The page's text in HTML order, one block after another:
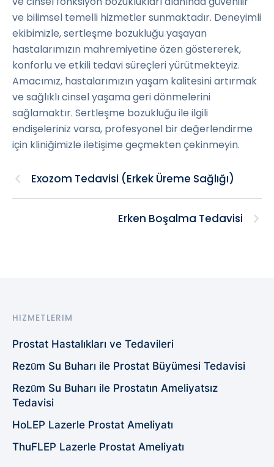
ve bilimsel temelli hizmetler sunmaktadır. Deneyimli
ekibimizle, sertleşme bozukluğu yaşayan
hastalarımızın mahremiyetine özen göstererek,
konforlu ve etkili tedavi süreçleri yürütmekteyiz.
Amacımız, hastalarımızın yaşam kalitesini artırmak
ve sağlıklı cinsel yaşama geri dönmelerini
sağlamaktır. Sertleşme bozukluğu ile ilgili
endişeleriniz varsa, profesyonel bir değerlendirme
için kliniğimizle iletişime geçmekten çekinmeyin.
Exozom Tedavisi (Erkek Üreme Sağlığı)
Erken Boşalma Tedavisi
HIZMETLERIM
Prostat Hastalıkları ve Tedavileri
Rezūm Su Buharı ile Prostat Büyümesi Tedavisi
Rezūm Su Buharı ile Prostatın Ameliyatsız
Tedavisi
HoLEP Lazerle Prostat Ameliyatı
ThuFLEP Lazerle Prostat Ameliyatı